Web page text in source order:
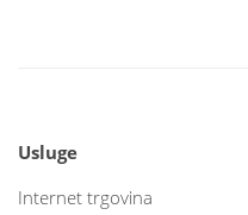
Usluge
Internet trgovina